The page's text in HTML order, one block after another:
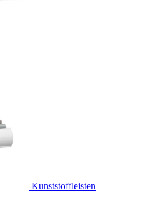
Kunststoffleisten